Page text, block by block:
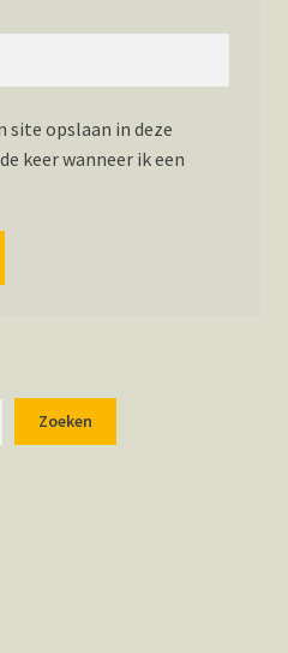
site opslaan in deze
keer wanneer ik een
Zoeken